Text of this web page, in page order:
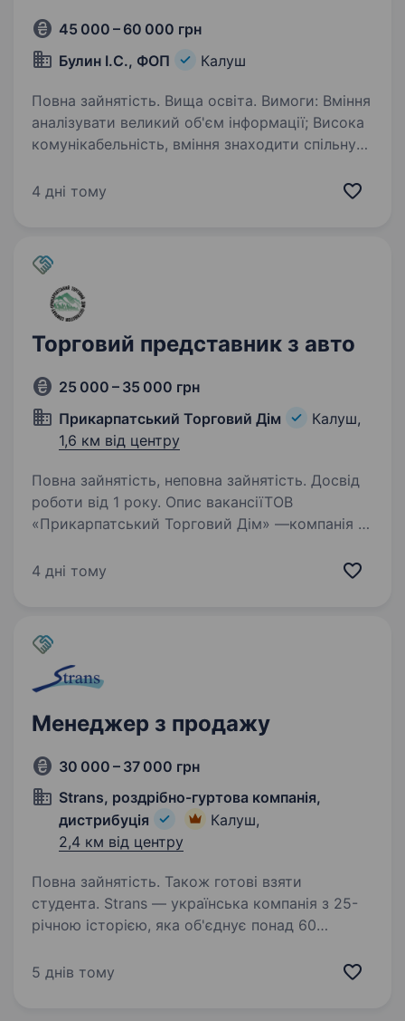
45 000 – 60 000 грн
Булин І.С., ФОП
Калуш
Повна зайнятість. Вища освіта. Вимоги: Вміння
аналізувати великий об'єм інформації; Висока
комунікабельність, вміння знаходити спільну
пунктуальним, цілеспрямованим та мати
4 дні тому
Торговий представник з авто
25 000 – 35 000 грн
Прикарпатський Торговий Дім
Калуш,
1,6 км від центру
Повна зайнятість, неповна зайнятість. Досвід
роботи від 1 року. Опис вакансіїТОВ
«Прикарпатський Торговий Дім» —компанія —
на ринку. Найбільша дистрибуційна компанія
4 дні тому
Менеджер з продажу
30 000 – 37 000 грн
Strans, роздрібно-гуртова компанія,
дистрибуція
Калуш,
2,4 км від центру
Повна зайнятість. Також готові взяти
студента. Strans — українська компанія з 25-
річною історією, яка об'єднує понад 60
СТО та команду 1400+ людей по всій країні.
5 днів тому